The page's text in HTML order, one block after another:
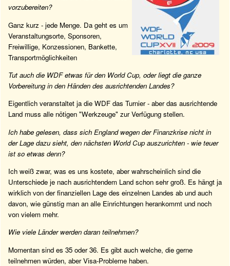
vorzubereiten?
Ganz kurz - jede Menge. Da geht es um
Veranstaltungsorte, Sponsoren,
Freiwillige, Konzessionen, Bankette,
Transportmöglichkeiten
Tut auch die WDF etwas für den World Cup, oder liegt die ganze
Vorbereitung in den Händen des ausrichtenden Landes?
Eigentlich veranstaltet ja die WDF das Turnier - aber das ausrichtende
Land muss alle nötigen "Werkzeuge" zur Verfügung stellen.
Ich habe gelesen, dass sich England wegen der Finanzkrise nicht in
der Lage dazu sieht, den nächsten World Cup auszurichten - wie teuer
ist so etwas denn?
Ich weiß zwar, was es uns kostete, aber wahrscheinlich sind die
Unterschiede je nach ausrichtendem Land schon sehr groß. Es hängt ja
wirklich von der finanziellen Lage des einzelnen Landes ab und auch
davon, wie günstig man an alle Einrichtungen herankommt und noch
von vielem mehr.
Wie viele Länder werden daran teilnehmen?
Momentan sind es 35 oder 36. Es gibt auch welche, die gerne
teilnehmen würden, aber Visa-Probleme haben.